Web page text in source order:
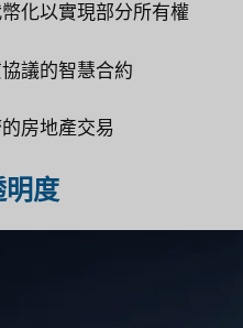
化以實現部分所有權
議的智慧合約
房地產交易
度